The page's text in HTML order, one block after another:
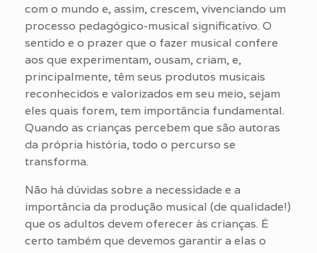
com o mundo e, assim, crescem, vivenciando um
processo pedagógico-musical significativo. O
sentido e o prazer que o fazer musical confere
aos que experimentam, ousam, criam, e,
principalmente, têm seus produtos musicais
reconhecidos e valorizados em seu meio, sejam
eles quais forem, tem importância fundamental.
Quando as crianças percebem que são autoras
da própria história, todo o percurso se
transforma.
Não há dúvidas sobre a necessidade e a
importância da produção musical (de qualidade!)
que os adultos devem oferecer às crianças. É
certo também que devemos garantir a elas o